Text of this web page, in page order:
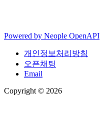
Powered by Neople OpenAPI
개인정보처리방침
오픈채팅
Email
Copyright © 2026